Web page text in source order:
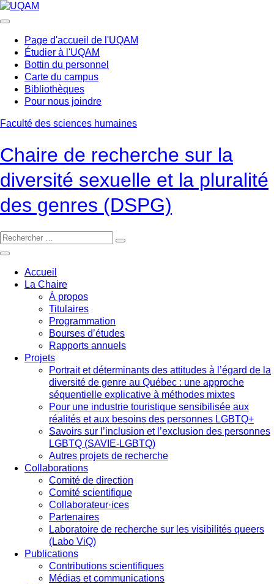
Passer
au
Page d'accueil de l'UQAM
Étudier à l'UQAM
Bottin du personnel
Carte du campus
Bibliothèques
Pour nous joindre
Faculté des sciences humaines
Chaire de recherche sur la
diversité sexuelle et la pluralité
des genres (DSPG)
Accueil
La Chaire
À propos
Titulaires
Programmation
Bourses d’études
Rapports annuels
Projets
Portrait et déterminants des attitudes à l’égard de la
diversité de genre au Québec : une approche
séquentielle explicative à méthodes mixtes
Pour une industrie touristique sensibilisée aux
réalités et aux besoins des personnes LGBTQ+
Savoirs sur l’inclusion et l’exclusion des personnes
LGBTQ (SAVIE-LGBTQ)
Autres projets de recherche
Collaborations
Comité de direction
Comité scientifique
Collaborateur·ices
Partenaires
Laboratoire de recherche sur les visibilités queers
(Labo ViQ)
Publications
Contributions scientifiques
Médias et communications